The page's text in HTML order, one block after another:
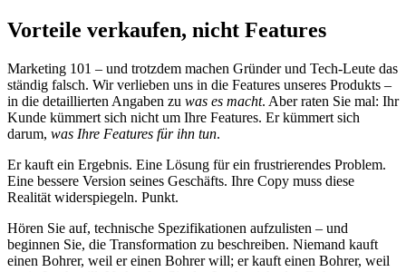
Vorteile verkaufen, nicht Features
Marketing 101 – und trotzdem machen Gründer und Tech-Leute das
ständig falsch. Wir verlieben uns in die Features unseres Produkts –
in die detaillierten Angaben zu was es macht. Aber raten Sie mal: Ihr
Kunde kümmert sich nicht um Ihre Features. Er kümmert sich
darum, was Ihre Features für ihn tun.
Er kauft ein Ergebnis. Eine Lösung für ein frustrierendes Problem.
Eine bessere Version seines Geschäfts. Ihre Copy muss diese
Realität widerspiegeln. Punkt.
Hören Sie auf, technische Spezifikationen aufzulisten – und
beginnen Sie, die Transformation zu beschreiben. Niemand kauft
einen Bohrer, weil er einen Bohrer will; er kauft einen Bohrer, weil